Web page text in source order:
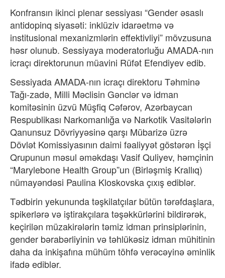
Konfransın ikinci plenar sessiyası “Gender əsaslı
antidopinq siyasəti: inklüziv idarəetmə və
institusional mexanizmlərin effektivliyi” mövzusuna
həsr olunub. Sessiyaya moderatorluğu AMADA-nın
icraçı direktorunun müavini Rüfət Efendiyev edib.
Sessiyada AMADA-nın icraçı direktoru Təhminə
Tağı-zadə, Milli Məclisin Gənclər və idman
komitəsinin üzvü Müşfiq Cəfərov, Azərbaycan
Respublikası Narkomanlığa və Narkotik Vasitələrin
Qanunsuz Dövriyyəsinə qarşı Mübarizə üzrə
Dövlət Komissiyasının daimi fəaliyyət göstərən İşçi
Qrupunun məsul əməkdaşı Vasif Quliyev, həmçinin
“Marylebone Health Group”un (Birləşmiş Krallıq)
nümayəndəsi Paulina Kloskovska çıxış ediblər.
Tədbirin yekununda təşkilatçılar bütün tərəfdaşlara,
spikerlərə və iştirakçılara təşəkkürlərini bildirərək,
keçirilən müzakirələrin təmiz idman prinsiplərinin,
gender bərabərliyinin və təhlükəsiz idman mühitinin
daha da inkişafına mühüm töhfə verəcəyinə əminlik
ifadə ediblər.